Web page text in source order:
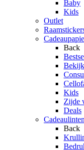
Baby
Kids
Outlet
Back
Kids
Zijde
Deals
Cadeaulinten
Back